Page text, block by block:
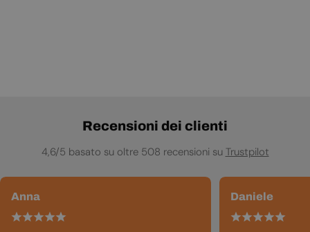
Recensioni dei clienti
4,6/5 basato su oltre 508 recensioni su Trustpilot
Anna Daniele